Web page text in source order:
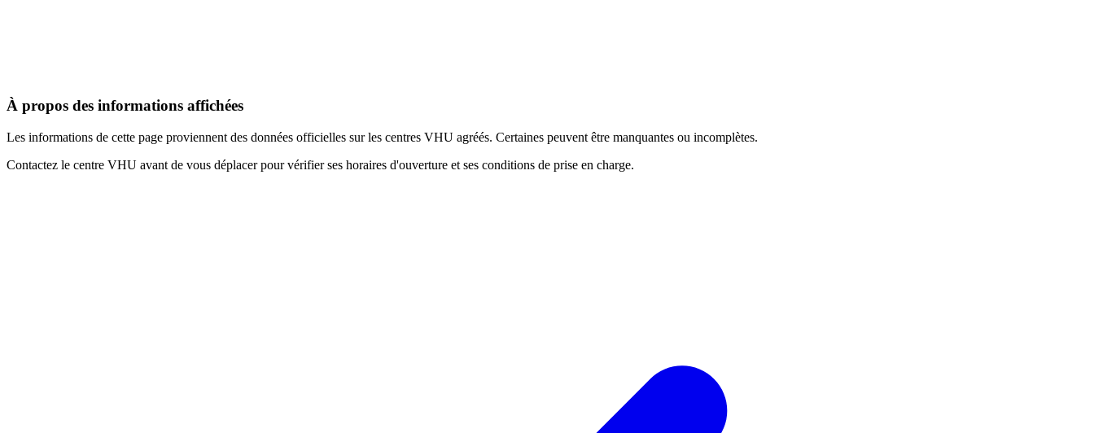
À propos des informations affichées
Les informations de cette page proviennent des données officielles sur les centres VHU agréés. Certaines peuvent être manquantes ou incomplètes.
Contactez le centre VHU avant de vous déplacer pour vérifier ses horaires d'ouverture et ses conditions de prise en charge.